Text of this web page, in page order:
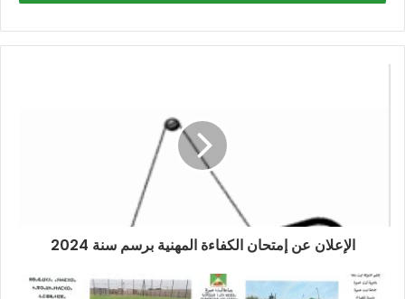
الإعلان عن إمتحان الكفاءة المهنية برسم سنة 2024